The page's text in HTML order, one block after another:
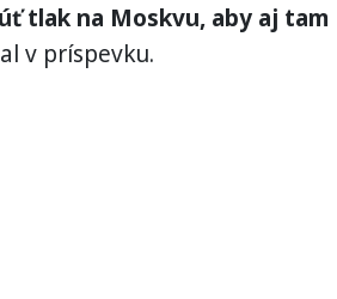
tlak na Moskvu, aby aj tam
v príspevku.